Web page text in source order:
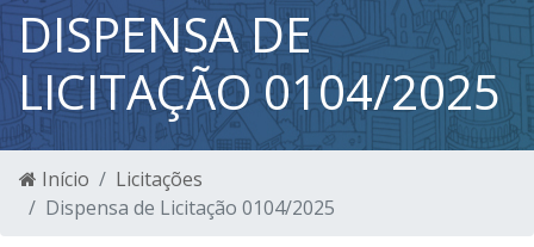
DISPENSA DE
LICITAÇÃO 0104/2025
Início
Licitações
Dispensa de Licitação 0104/2025